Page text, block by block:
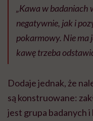
„Kawa w badaniach
negatywnie, jak i
pokarmowy. Nie ma
kawę trzeba
Dodaje jednak, że
są konstruowane:
jest grupa badanych